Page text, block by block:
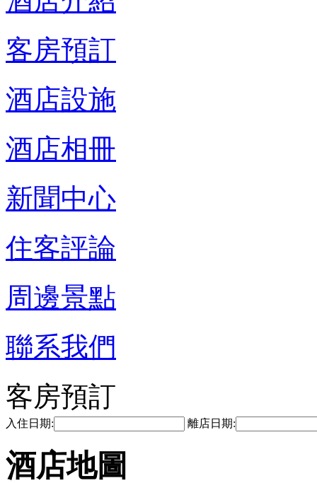
客房預訂
酒店設施
酒店相冊
新聞中心
住客評論
周邊景點
聯系我們
客房預訂
入住日期: 離店日期:
酒店地圖